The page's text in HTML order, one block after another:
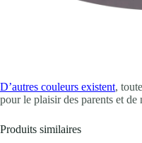
D’autres couleurs existent,
pour le plaisir des parents et de
Produits similaires